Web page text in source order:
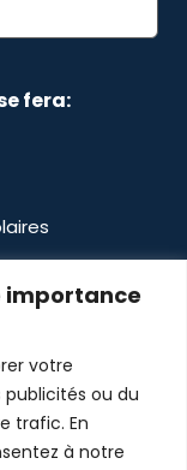
importance
votre
ou du
trafic. En
à notre
fera: